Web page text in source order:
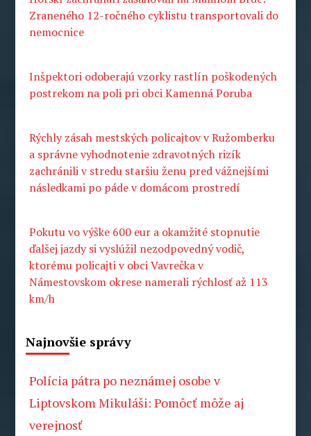
Zraneného 12-ročného cyklistu transportovali do
nemocnice
Inšpektori odoberajú vzorky rastlín poškodených
postrekom na poli pri obci Kamenná Poruba
Rýchly zásah mestských policajtov v Ružomberku
a správne vyhodnotenie zdravotných rizík
zachránili v stredu staršiu ženu pred vážnejšími
následkami po páde v domácom prostredí
Pokutu vo výške 600 eur a okamžité stopnutie
ďalšej jazdy si vyslúžil nezodpovedný vodič,
ktorému policajti v obci Vavrečka v
Námestovskom okrese namerali rýchlosť až 113
km/h
Najnovšie správy
Polícia pátra po neznámej osobe v
Liptovskom Mikuláši: Pomôcť môže aj
verejnosť